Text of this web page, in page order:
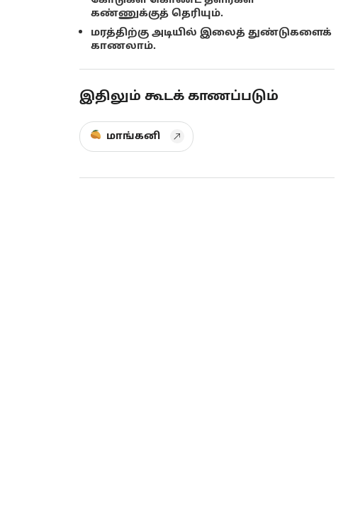
கண்ணுக்குத் தெரியும்.
மரத்திற்கு அடியில் இலைத் துண்டுகளைக்
காணலாம்.
இதிலும் கூடக் காணப்படும்
மாங்கனி